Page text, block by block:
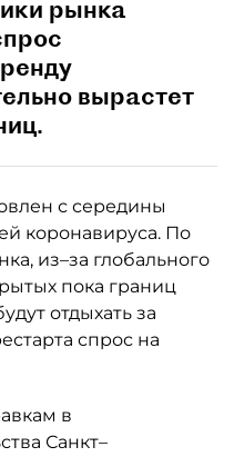
рынка
вырастет
с середины
коронавируса. По
из–за глобального
пока границ
отдыхать за
спрос на
в
Санкт–